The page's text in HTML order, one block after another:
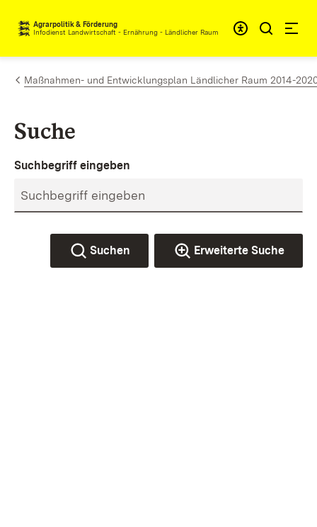
Zum Inhalt springen
Agrarpolitik & Förderung
Infodienst Landwirtschaft - Ernährung - Ländlicher Raum
Maßnahmen- und Entwicklungsplan Ländlicher Raum 2014-
Suche
Suchbegriff eingeben
Suchen Erweiterte Suche